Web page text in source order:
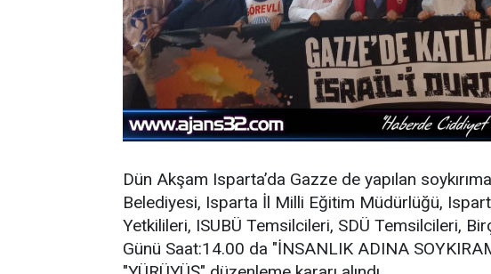
Dün Akşam Isparta’da Gazze de yapılan
Belediyesi, Isparta İl Milli Eğitim Müdürlüğü,
Yetkilileri, ISUBÜ Temsilcileri, SDÜ Temsilcileri,
Günü Saat:14.00 da "İNSANLIK ADINA